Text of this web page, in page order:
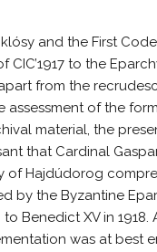
and the First
to the
from the
assessment of the
material, the
that Cardinal
of Hajdúdorog
by the Byzantine
Benedict XV in
was at best